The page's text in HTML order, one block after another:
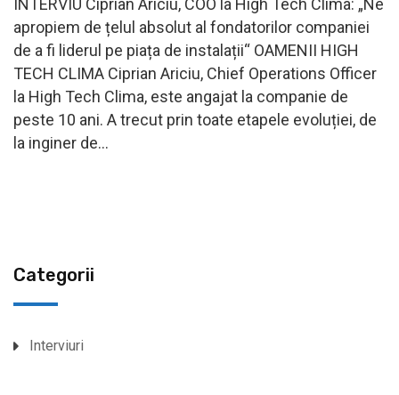
INTERVIU Ciprian Ariciu, COO la High Tech Clima: „Ne
apropiem de țelul absolut al fondatorilor companiei
de a fi liderul pe piața de instalații“ OAMENII HIGH
TECH CLIMA Ciprian Ariciu, Chief Operations Officer
la High Tech Clima, este angajat la companie de
peste 10 ani. A trecut prin toate etapele evoluției, de
la inginer de…
Categorii
Interviuri